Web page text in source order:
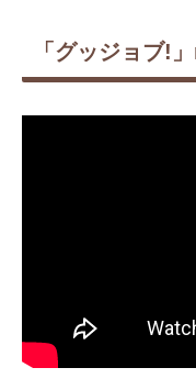
「グッジョブ!